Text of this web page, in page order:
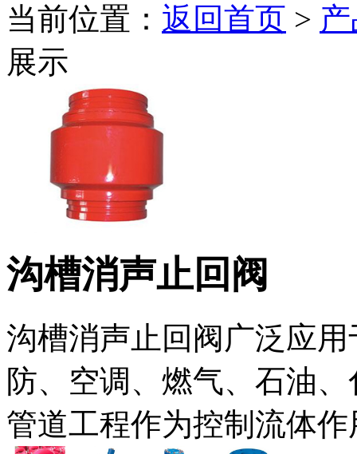
当前位置： 返回首页 >
展示
沟槽消声止回阀
沟槽消声止回阀广泛应
防、空调、燃气、石油
管道工程作为控制流体作